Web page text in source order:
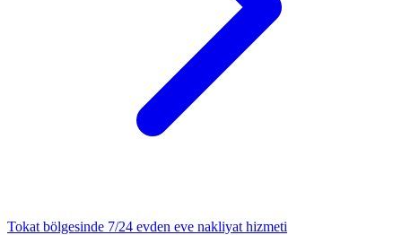
Tokat bölgesinde 7/24 evden eve nakliyat hizmeti